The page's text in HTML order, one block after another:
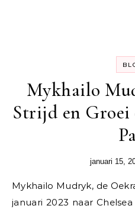
Mykhailo
Strijd en Groei
januari 15,
Mykhailo Mudryk, de Oekraïense vleugelspeler die in
januari 2023 naar